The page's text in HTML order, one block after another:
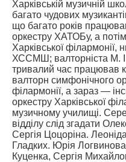
Харківській музичній
багато чудових
що багато років
оркестру ХАТОБу, а
Харківської філармонії,
ХССМШ; валторніста М.
тривалий час працював
валторн симфонічного
філармонії, а зараз —
оркестру Харківської
музичному училищі.
відділу слід згадати
Сергія Цоцоріна.
Гладких. Юрія
Куценка, Сергія